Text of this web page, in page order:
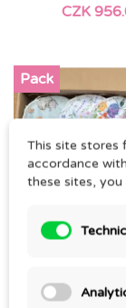
CZK
CZK
Pack
This site stores
accordance
these sites,